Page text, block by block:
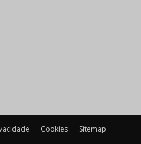
Cookies Sitemap